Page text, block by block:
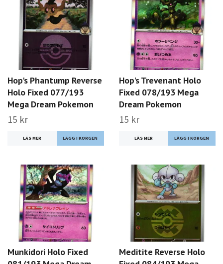
Hop's Phantump Reverse
Holo Fixed 077/193
Mega Dream Pokemon
15 kr
LÄS MER
Hop's Trevenant Holo
Fixed 078/193 Mega
Dream Pokemon
15 kr
LÄS MER
Munkidori Holo Fixed
Meditite Reverse Holo